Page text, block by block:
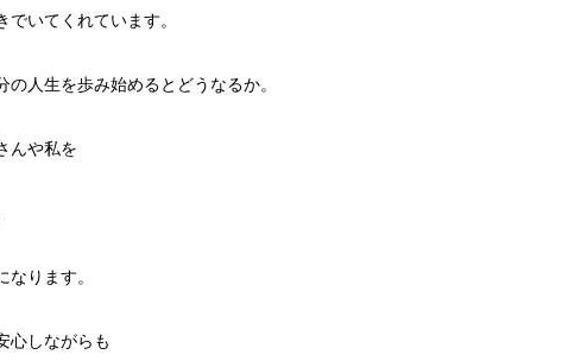
いてくれています。
の人生を歩み始めるとどうなるか。
んや私を
ります。
心しながらも